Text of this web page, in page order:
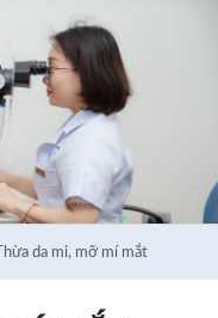
Thừa da mi, mỡ mí mắt